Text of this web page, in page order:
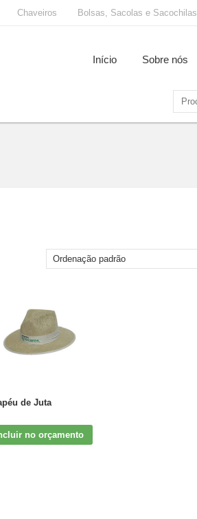
Chaveiros Bolsas, Sacolas e Sacochilas
Início Sobre nós
de Juta
no orçamento